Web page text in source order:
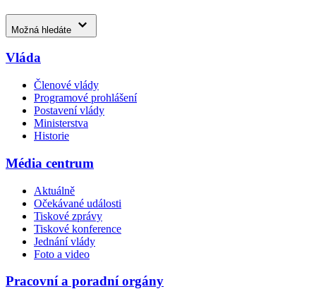
Možná hledáte
Vláda
Členové vlády
Programové prohlášení
Postavení vlády
Ministerstva
Historie
Média centrum
Aktuálně
Očekávané události
Tiskové zprávy
Tiskové konference
Jednání vlády
Foto a video
Pracovní a poradní orgány